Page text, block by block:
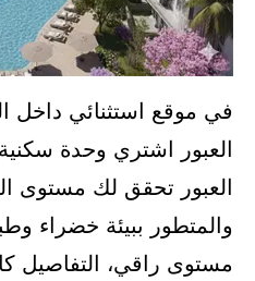
في موقع استثنائي داخل
العبور اشتري وحدة
العبور تحقق لك مستوى
والمتطور ببيئة خضراء
مستوى راقي، التفاصيل